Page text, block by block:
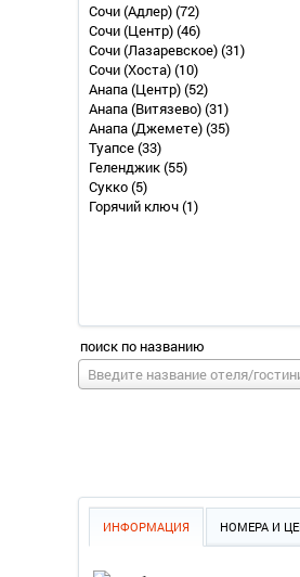
Сочи (Адлер)(72)
Сочи (Центр)(46)
Сочи (Лазаревское)(31)
Сочи (Хоста)(10)
Анапа (Центр)(52)
Анапа (Витязево)(31)
Анапа (Джемете)(35)
Туапсе(33)
Геленджик(55)
Сукко(5)
Горячий ключ(1)
поиск по названию
Введите название отеля/
ИНФОРМАЦИЯ НОМЕРА И